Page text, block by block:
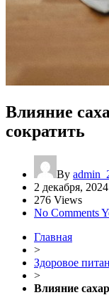
Влияние
сократить
By
2 декабря, 2024
276 Views
No Comments
Главная
>
Здоровое
>
Влияние